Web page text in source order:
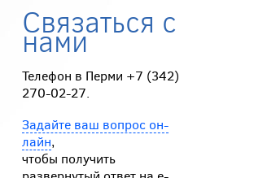
Связаться с
нами
Телефон в Перми +7 (342)
270-02-27.
Задайте ваш вопрос он-
лайн,
чтобы получить